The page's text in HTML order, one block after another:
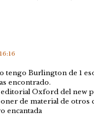
tengo Burlington de 1
encontrado.
Oxford del new
de material de otros
encantada